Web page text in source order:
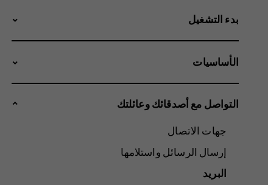
بدء التشغيل
الأساسيات
التواصل مع أصدقائك وعائلتك
جهات الاتصال
إرسال الرسائل واستلامها
البريد